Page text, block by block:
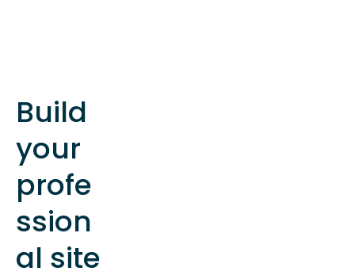
Build
your
profe
ssion
al site